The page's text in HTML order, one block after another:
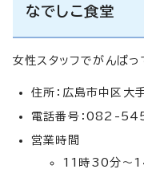
なでしこ食堂
女性スタッフでがんばっ
住所：広島市中区
電話番号：082-
営業時間
11時30分～